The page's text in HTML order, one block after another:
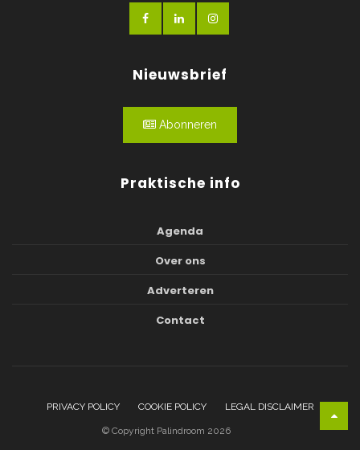
Nieuwsbrief
Abonneren
Praktische info
Agenda
Over ons
Adverteren
Contact
PRIVACY POLICY COOKIE POLICY LEGAL DISCLAIMER
© Copyright Palindroom 2026